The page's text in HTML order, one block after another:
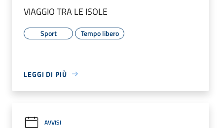
VIAGGIO TRA LE ISOLE
Sport Tempo libero
LEGGI DI PIÙ
AVVISI